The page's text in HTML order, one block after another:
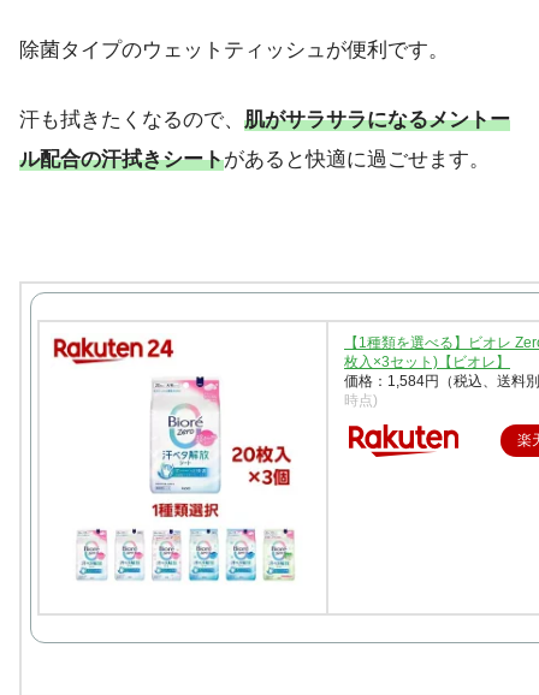
除菌タイプのウェットティッシュが便利です。
汗も拭きたくなるので、 肌がサラサラになるメントー
ル配合の汗拭きシートがあると快適に過ごせます。
【1種類を選べる】ビオレ
枚入×3セット)【ビオレ】
価格：1,584円（税込、送料
時点)
楽